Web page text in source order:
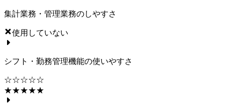
集計業務・管理業務のしやすさ
使用していない
シフト・勤務管理機能の使いやすさ
☆☆☆☆☆
★★★★★